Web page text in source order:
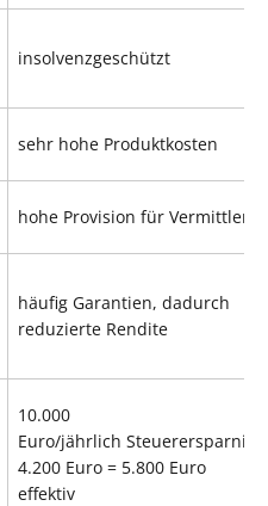
insolvenzgeschützt
sehr hohe Produktkosten
hohe Provision für Vermittler
häufig Garantien, dadurch
reduzierte Rendite
10.000
Euro/jährlich Steuerersparnis:
4.200 Euro = 5.800 Euro
effektiv